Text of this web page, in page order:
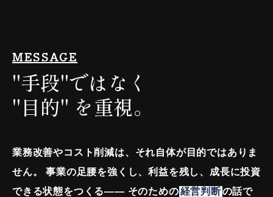
MESSAGE
"手段"ではなく
"目的" を重視。
業務改善やコスト削減は、それ自体が目的ではありま
せん。
事業の足腰を強くし、利益を残し、成長に投資
できる状態をつくる—— そのための経営判断の話で